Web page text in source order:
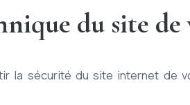
du site
la sécurité du site internet de